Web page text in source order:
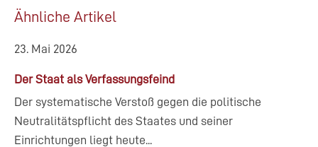
Ähnliche Artikel
23. Mai 2026
Der Staat als Verfassungsfeind
Der systematische Verstoß gegen die politische
Neutralitätspflicht des Staates und seiner
Einrichtungen liegt heute...